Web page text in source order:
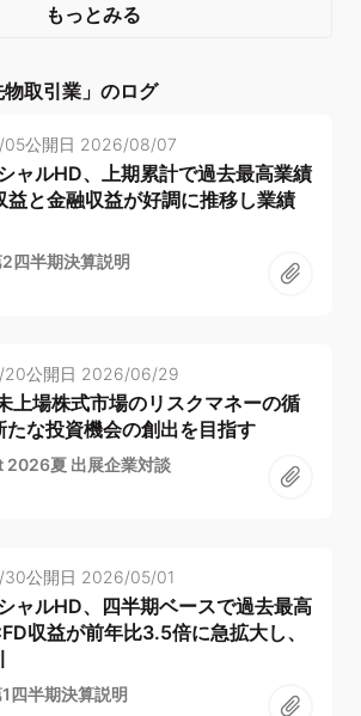
もっとみる
取引業 」のログ
05公開日 2026/08/07
ャルHD、上期累計で過去最高業績
と金融収益が好調に推移し業績
四半期決算説明
20公開日 2026/06/29
上場株式市場のリスクマネーの循
たな投資機会の創出を目指す
2026夏 出展企業対談
30公開日 2026/05/01
ャルHD、四半期ベースで過去最高
収益が前年比3.5倍に急拡大し、
四半期決算説明